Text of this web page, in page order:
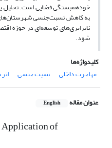
خود‌همبستگی فضایی است. تحلیل
به کاهش نسبت‌جنسی شهرستان‌های
نابرابری‌های توسعه‌ای در حوزه
شود.
کلیدواژه‌ها
مهاجرت داخلی
نسبت جنسی
عنوان مقاله English
Application of